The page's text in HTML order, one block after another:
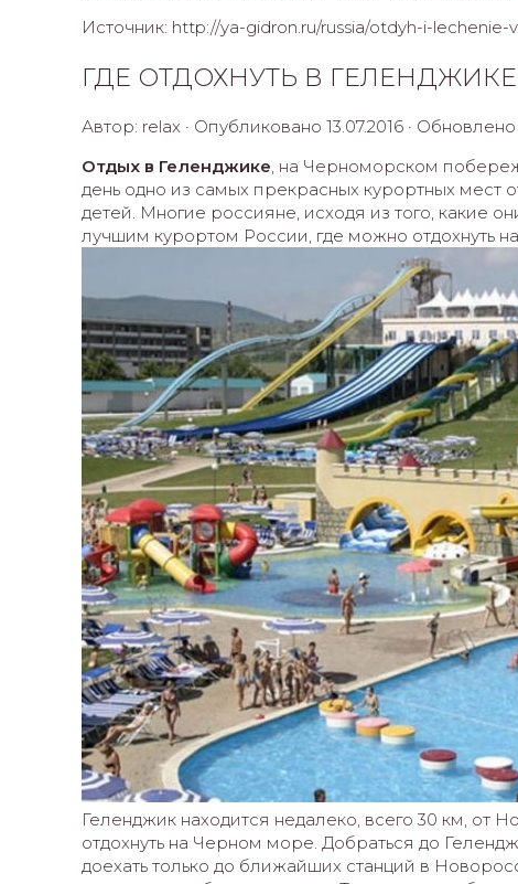
Источник: http://ya-gidron.ru/russia/otdyh-i-lechenie-
ГДЕ ОТДОХНУТЬ В
Автор: relax · Опубликовано 13.07.2016 · Обновлено
Отдых в Геленджике, на Черноморском
день одно из самых прекрасных курортных мест
детей. Многие россияне, исходя из того, какие
лучшим курортом России, где можно отдохнуть
Геленджик находится недалеко, всего 30 км, от
отдохнуть на Черном море. Добраться до
доехать только до ближайших станций в